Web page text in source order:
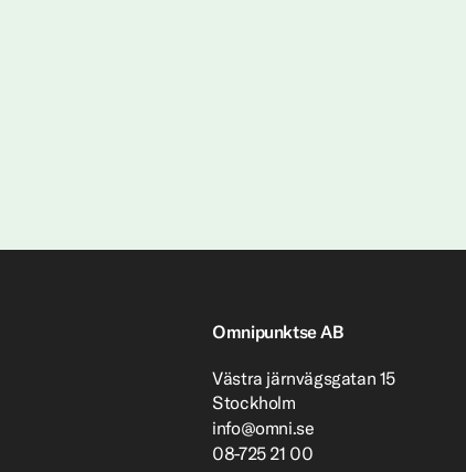
Omnipunktse AB
Västra järnvägsgatan 15
Stockholm
info@omni.se
08-725 21 00